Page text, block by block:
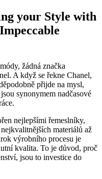
your Style with
žádná značka
A když se řekne ⁢Chanel,
přijde‍ na mysl,
synonymem‍ nadčasové
nejlepšími řemeslníky,
materiálů až
výrobního ​procesu je
kvalita. ​To je důvod, proč
jsou ‌to investice do